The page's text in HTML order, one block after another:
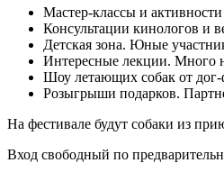
Мастер-классы и
Консультации кинологов и
Детская зона. Юные
Интересные лекции. Много
Шоу летающих собак от дог-
Розыгрыши подарков.
На фестивале будут собаки из
Вход свободный по